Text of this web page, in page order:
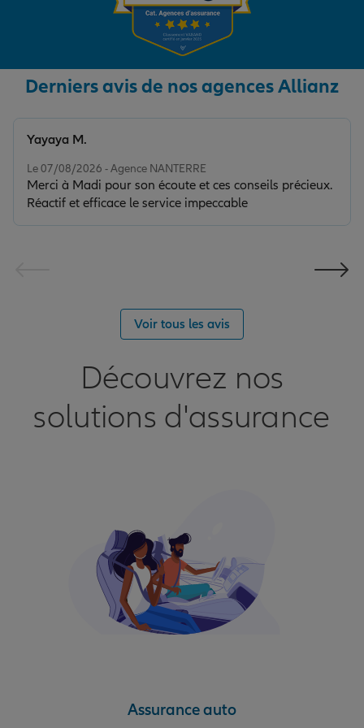
Derniers avis de nos agences Allianz
Le 07/08/2026 - Agence NANTERRE
Merci à Madi pour son écoute et ces conseils précieux.
Réactif et efficace le service impeccable
Yayaya M.
Voir tous les avis
Découvrez nos
solutions d'assurance
Assurance auto